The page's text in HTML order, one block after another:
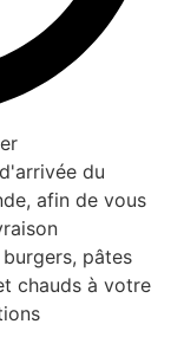
du
afin de vous
pâtes
chauds à votre